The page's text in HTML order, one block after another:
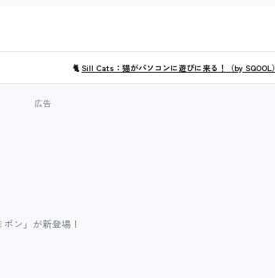
🐈Sill Cats：猫がパソコンに遊びに来る！（by SQOOL）
ン」が新登場！